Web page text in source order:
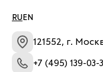
RU EN
121552, г.
+7 (495) 139-03-